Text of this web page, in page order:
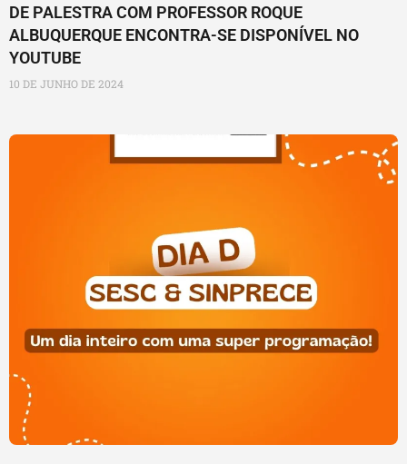
DE PALESTRA COM PROFESSOR ROQUE
ALBUQUERQUE ENCONTRA-SE DISPONÍVEL NO
YOUTUBE
10 DE JUNHO DE 2024